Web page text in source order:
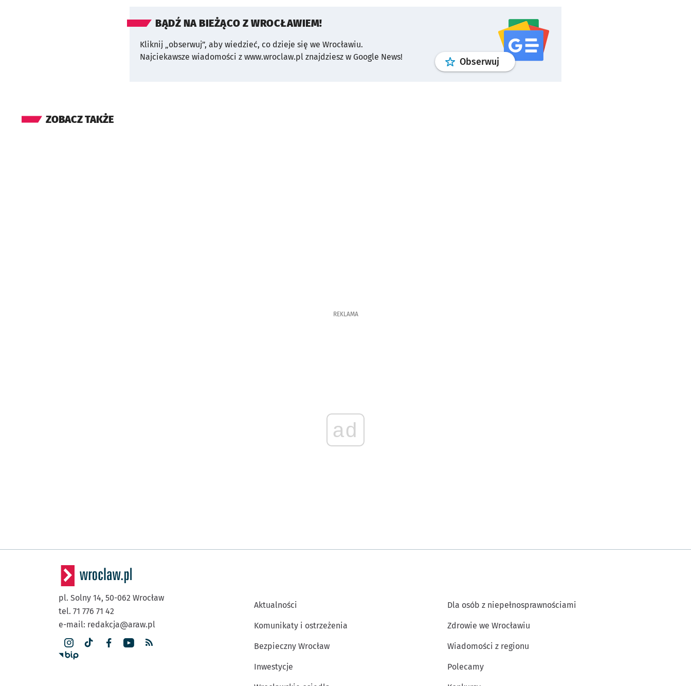
BĄDŹ NA BIEŻĄCO Z WROCŁAWIEM!
Kliknij „obserwuj”, aby wiedzieć, co dzieje się we Wrocławiu.
Najciekawsze wiadomości z www.wroclaw.pl znajdziesz w Google News!
Obserwuj profilgoogle news
ZOBACZ TAKŻE
REKLAMA
ad
pl. Solny 14, 50-062 Wrocław
tel. 71 776 71 42
e-mail: redakcja@araw.pl
Aktualności
Komunikaty i ostrzeżenia
Bezpieczny Wrocław
Inwestycje
Dla osób z niepełnosprawnościami
Zdrowie we Wrocławiu
Wiadomości z regionu
Polecamy